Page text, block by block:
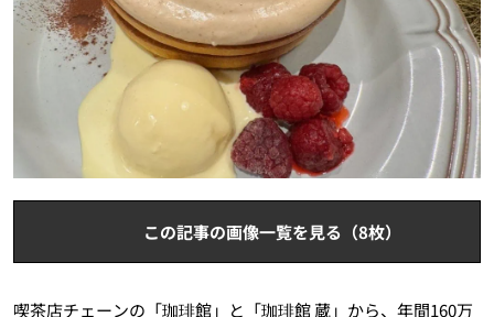
この記事の画像一覧を見る（8枚）
喫茶店チェーンの「珈琲館」と「珈琲館 蔵」から、年間160万